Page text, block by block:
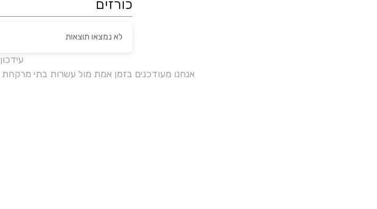
אנחנו מעודכנים בזמן אמת מול עשרות בתי
לא נמצאו תוצאות